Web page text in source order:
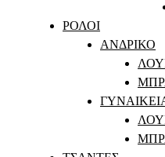
ΡΟΛΟΙ
ΑΝΔΡΙΚΟ